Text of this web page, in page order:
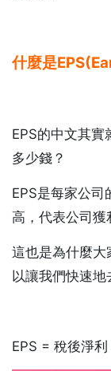
什麼是
EPS的中文其
多少錢？
EPS是每家公司
高，代表公司獲
這也是為什麼大
以讓我們快速地
EPS = 稅後淨